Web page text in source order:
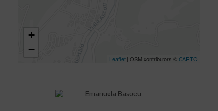
+
−
Leaflet | OSM contributors ©CARTO